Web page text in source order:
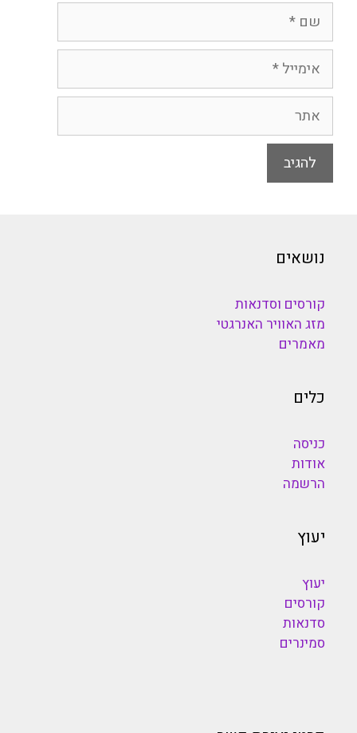
נושאים
קורסים וסדנאות
מזג האוויר האנרגטי
מאמרים
כלים
כניסה
אודות
הרשמה
יעוץ
יעוץ
קורסים
סדנאות
סמינרים